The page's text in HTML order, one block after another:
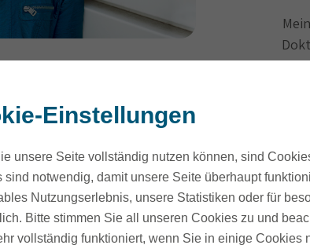
Promovieren – Ja
Einstellungen
unsere Seite vollständig nutzen können, sind
sind notwendig, damit unsere Seite überhaupt
Nutzungserlebnis, unsere Statistiken oder für
Bitte stimmen Sie all unseren Cookies zu und
vollständig funktioniert, wenn Sie in einige Cookies